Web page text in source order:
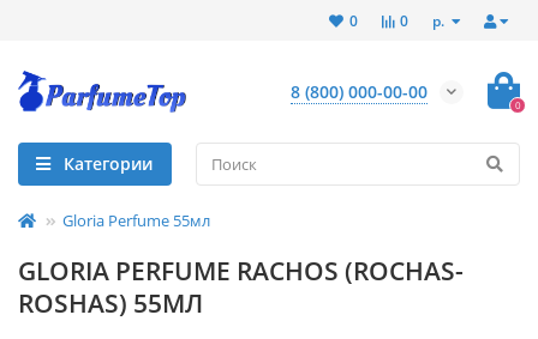
р.
0
0
8 (800) 000-00-00
0
Категории
Gloria Perfume 55мл
GLORIA PERFUME RACHOS (ROCHAS-
ROSHAS) 55МЛ